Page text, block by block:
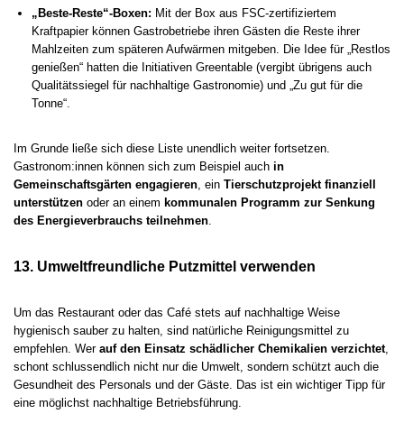
„Beste-Reste“-Boxen: Mit der Box aus FSC-zertifiziertem
Kraftpapier können Gastrobetriebe ihren Gästen die Reste ihrer
Mahlzeiten zum späteren Aufwärmen mitgeben. Die Idee für „Restlos
genießen“ hatten die Initiativen Greentable (vergibt übrigens auch
Qualitätssiegel für nachhaltige Gastronomie) und „Zu gut für die
Tonne“.
Im Grunde ließe sich diese Liste unendlich weiter fortsetzen.
Gastronom:innen können sich zum Beispiel auch in
Gemeinschaftsgärten engagieren , ein Tierschutzprojekt finanziell
unterstützen oder an einem kommunalen Programm zur Senkung
des Energieverbrauchs teilnehmen
13. Umweltfreundliche Putzmittel verwenden
Um das Restaurant oder das Café stets auf nachhaltige Weise
hygienisch sauber zu halten, sind natürliche Reinigungsmittel zu
empfehlen. Wer auf den Einsatz schädlicher Chemikalien verzichtet,
schont schlussendlich nicht nur die Umwelt, sondern schützt auch die
Gesundheit des Personals und der Gäste. Das ist ein wichtiger Tipp für
eine möglichst nachhaltige Betriebsführung.